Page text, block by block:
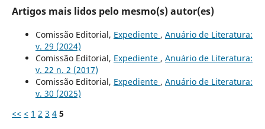
Artigos mais lidos pelo mesmo(s) autor(es)
Comissão Editorial, Expediente , Anuário de Literatura:
v. 29 (2024)
Comissão Editorial, Expediente , Anuário de Literatura:
v. 22 n. 2 (2017)
Comissão Editorial, Expediente , Anuário de Literatura:
v. 30 (2025)
<< < 1 2 3 4 5